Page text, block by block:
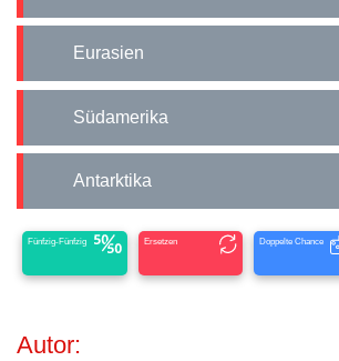
Eurasien
Südamerika
Antarktika
Fünfzig-Fünfzig Ersetzen Doppelte Chance
Autor: